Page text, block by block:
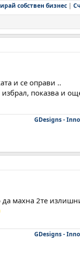
собствен бизнес|
и се оправи ..
показва и
GDesigns -
да махна 2те
GDesigns -